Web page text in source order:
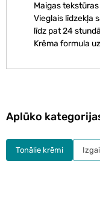
Maigas
Vieglais līdzekļa
līdz pat 24
Krēma formula
Aplūko
Tonālie krēmi